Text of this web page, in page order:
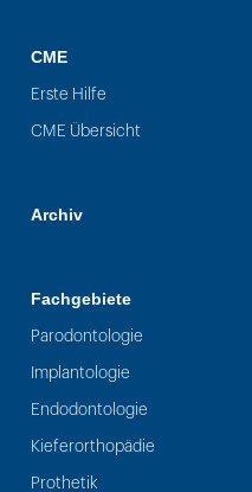
CME
Erste Hilfe
CME Übersicht
Archiv
Fachgebiete
Parodontologie
Implantologie
Endodontologie
Kieferorthopädie
Prothetik